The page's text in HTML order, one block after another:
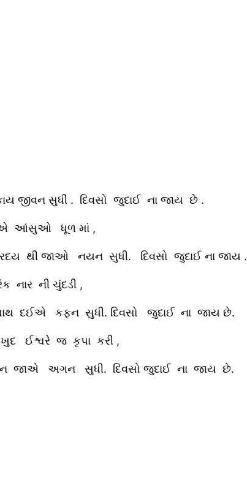
જીવન સુધી . દિવસો જુદાઈ ના જાય છે .
એ આંસુઓ ધૂળ માં ,
થી જાઓ નયન સુધી. દિવસો જુદાઈ ના જાય .
ની ચુંદડી ,
કફન સુધી. દિવસો જુદાઈ ના જાય છે.
ઈશ્વરે જ કૃપા કરી ,
જાએ અગન સુધી. દિવસો જુદાઈ ના જાય છે.